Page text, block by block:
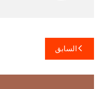
تصفّح
المقالات
السابق